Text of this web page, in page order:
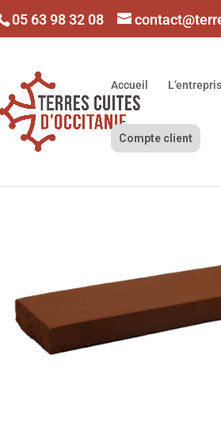
05 63 98 32 08
Accueil
Compte client
Accueil/Boutique Rouge/ PLAQUETTE DE